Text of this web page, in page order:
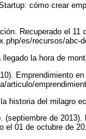
cómo crear
Recuperado el
es/recursos/
la hora de
Emprendimiento
articulo/
historia del milagro
(septiembre de
el 01 de octubre de